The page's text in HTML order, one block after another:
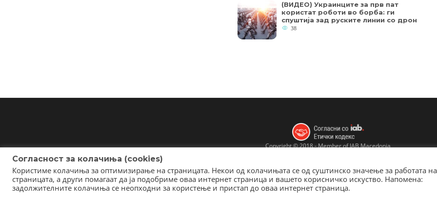
(ВИДЕО) Украинците за прв пат
користат роботи во борба: ги
спуштија зад руските линии со дрон
38
Copyright © 2018 - Member of IAB Macedonia
Согласност за колачиња (cookies)
Користиме колачиња за оптимизирање на страницата. Некои од колачињата се од суштинско значење за работата на
страницата, а други помагаат да ја подобриме оваа интернет страница и вашето корисничко искуство. Напомена:
задолжителните колачиња се неопходни за користење и пристап до оваа интернет страница.